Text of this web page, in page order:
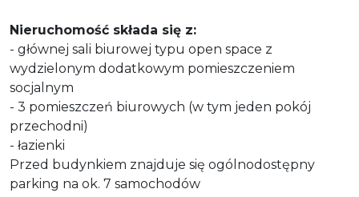
Nieruchomość składa się z:
- głównej sali biurowej typu open space z
wydzielonym dodatkowym pomieszczeniem
socjalnym
- 3 pomieszczeń biurowych (w tym jeden pokój
przechodni)
- łazienki
Przed budynkiem znajduje się ogólnodostępny
parking na ok. 7 samochodów